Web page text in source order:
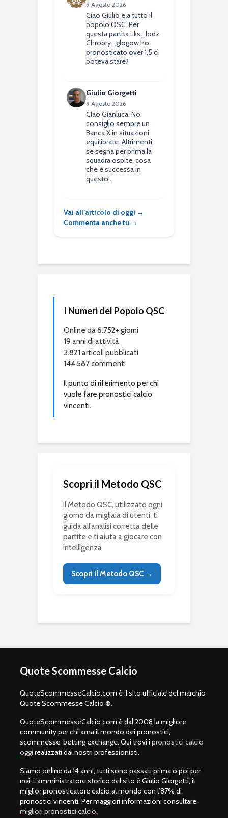
9 Agosto 2026
Ciao Giulio e a tutto il
popolo QSC. Per
questa partita Lks_lodz
Chrobry_glogow ho
pronosticato over 1,5 ci
poteva stare?
Giulio Giorgetti
9 Agosto 2026
CIao Gianluca, No,
consiglio sempre un
Banca X in situazioni
equilibrate. Altrimenti
se segna per prima la
squadra ospite, cosa
che è successa in
questo…
Vai all’articolo di oggi →
Commenta anche tu →
I Numeri del Popolo QSC
Online da 6.752+ giorni
19 anni di attività
3.821 articoli pubblicati
144.587 commenti
Il punto di riferimento per chi
vuole fare pronostici calcio
vincenti.
Scopri il Metodo QSC
Il Metodo QSC, utilizzato ogni
giorno da migliaia di utenti, ti
guida all’analisi corretta delle
partite e ti aiuta a giocare con
intelligenza
Scopri il Metodo QSC →
Quote Scommesse Calcio
QuoteScommesseCalcio.com è il sito ufficiale del marchio
Quote Scommesse Calcio ®.
QuoteScommesseCalcio.com è dal 2008 la migliore
community per chi ama il mondo dei pronostici,
scommesse, betting exchange. Qui trovi i pronostici calcio
oggi realizzati dai nostri professionisti.
Siamo online da 14 anni, tutti sono passati prima o poi per
noi. L’amministratore storico del sito è Giulio Giorgetti, il
miglior pronosticatore calcio al mondo con l’87% di
pronostici vincenti. Per maggiori informazioni consultare:
migliori pronostici calcio.